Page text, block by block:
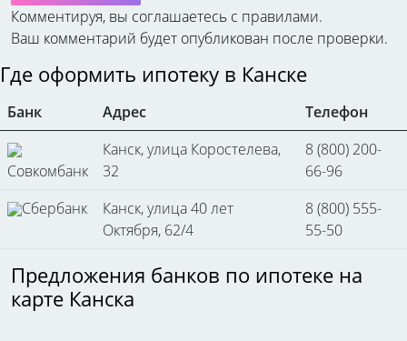
Комментируя, вы соглашаетесь c правилами.
Ваш комментарий будет опубликован после проверки.
Где оформить ипотеку в Канске
Банк Адрес Телефон
Совкомбанк
Канск, улица Коростелева,
32
8 (800) 200-
66-96
Сбербанк
Канск, улица 40 лет
Октября, 62/4
8 (800) 555-
55-50
Предложения банков по ипотеке на
карте Канска